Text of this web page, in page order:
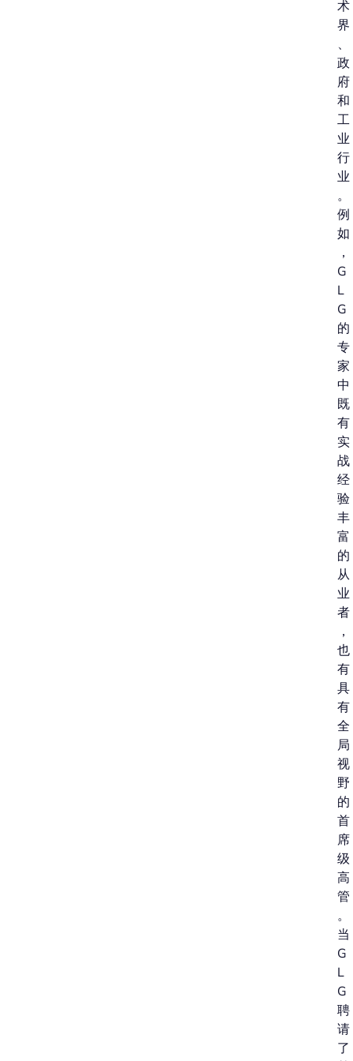
术
界
、
政
府
和
工
业
行
业
。
例
如
，
G
L
G
的
专
家
中
既
有
实
战
经
验
丰
富
的
从
业
者
，
也
有
具
有
全
局
视
野
的
首
席
级
高
管
。
当
G
L
G
聘
请
了